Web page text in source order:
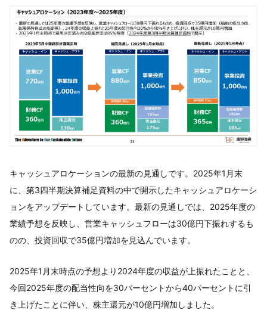
キャッシュアロケーションの最新の見通しです。2025年1月末
に、第3四半期決算補足資料の中で開示したキャッシュアロケーシ
ョンをアップデートしています。最新の見通しでは、2025年度の
業績予想を反映し、営業キャッシュフローは30億円下振れするも
のの、投資回収で35億円増加を見込んでいます。
2025年1月末時点の予想より2024年度の収益が上振れたことと、
今回2025年度の配当性向を30パーセントから40パーセントに引
き上げたことに伴い、株主還元が10億円増加しました。